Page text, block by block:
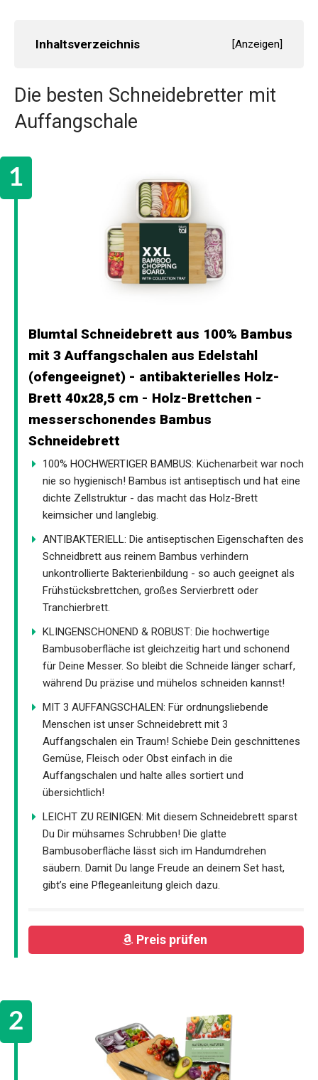
Inhaltsverzeichnis [Anzeigen]
Die besten Schneidebretter mit
Auffangschale
Blumtal Schneidebrett aus 100% Bambus
mit 3 Auffangschalen aus Edelstahl
(ofengeeignet) - antibakterielles Holz-
Brett 40x28,5 cm - Holz-Brettchen -
messerschonendes Bambus
Schneidebrett
100% HOCHWERTIGER BAMBUS: Küchenarbeit war noch
nie so hygienisch! Bambus ist antiseptisch und hat eine
dichte Zellstruktur - das macht das Holz-Brett
keimsicher und langlebig.
ANTIBAKTERIELL: Die antiseptischen Eigenschaften des
Schneidbrett aus reinem Bambus verhindern
unkontrollierte Bakterienbildung - so auch geeignet als
Frühstücksbrettchen, großes Servierbrett oder
Tranchierbrett.
KLINGENSCHONEND & ROBUST: Die hochwertige
Bambusoberfläche ist gleichzeitig hart und schonend
für Deine Messer. So bleibt die Schneide länger scharf,
während Du präzise und mühelos schneiden kannst!
MIT 3 AUFFANGSCHALEN: Für ordnungsliebende
Menschen ist unser Schneidebrett mit 3
Auffangschalen ein Traum! Schiebe Dein geschnittenes
Gemüse, Fleisch oder Obst einfach in die
Auffangschalen und halte alles sortiert und
übersichtlich!
LEICHT ZU REINIGEN: Mit diesem Schneidebrett sparst
Du Dir mühsames Schrubben! Die glatte
Bambusoberfläche lässt sich im Handumdrehen
säubern. Damit Du lange Freude an deinem Set hast,
gibt’s eine Pflegeanleitung gleich dazu.
Preis prüfen